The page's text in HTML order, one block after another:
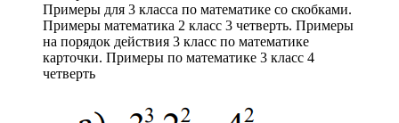
Примеры для 3 класса по математике со скобками.
Примеры математика 2 класс 3 четверть. Примеры
на порядок действия 3 класс по математике
карточки. Примеры по математике 3 класс 4
четверть